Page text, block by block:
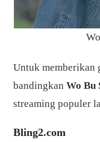
Untuk memberikan
bandingkanWo Bu
streaming populer
Bling2.com